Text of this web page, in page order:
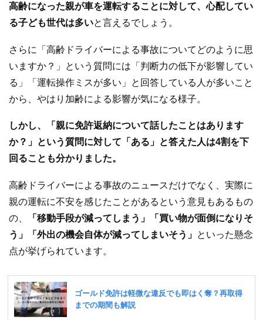
高齢になった親が車を運転することに対して、心配してい
る子ども世代は多いと言えるでしょう。
さらに「高齢ドライバーによる事故についてどのように思
いますか？」という質問には「判断力の低下が影響してい
る」「運転操作ミスが多い」と回答している人が多いこと
から、やはり加齢による影響が気になる様子。
しかし、「親に免許返納について話したことはあります
か？」という質問に対して「ある」と答えた人は4割を下
回ることも分かりました。
高齢ドライバーによる事故のニュースだけでなく、実際に
親の運転に不安を感じたことがあるという意見もあるもの
の、
「移動手段が減ってしまう」「買い物が面倒になりそ
う」「外出の機会自体が減ってしまいそう」 といった懸念
点が挙げられています。